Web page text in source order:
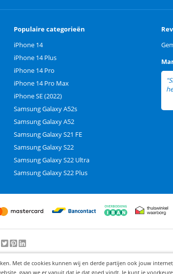
Populaire categorieën
iPhone 14
iPhone 14 Plus
iPhone 14 Pro
iPhone 14 Pro Max
iPhone SE (2022)
Samsung Galaxy A52s
Samsung Galaxy A52
Samsung Galaxy S21 FE
Samsung Galaxy S22
Samsung Galaxy S22 Ultra
Samsung Galaxy S22 Plus
9.2/10-25000beoordelingen
Commerce B.V.
Met de cookies kunnen wij en derde partijen ook jouw
gaan we er vanuit dat je dat goed vindt. Je kunt je